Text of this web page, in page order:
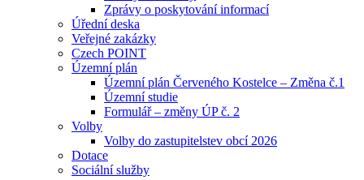
Zprávy o poskytování informací
Úřední deska
Veřejné zakázky
Czech POINT
Územní plán
Územní plán Červeného Kostelce – Změna č.1
Územní studie
Formulář – změny ÚP č. 2
Volby
Volby do zastupitelstev obcí 2026
Dotace
Sociální služby